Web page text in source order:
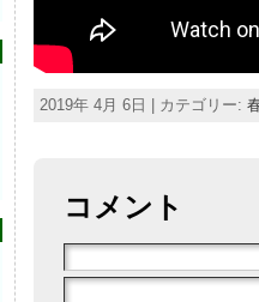
2019年 4月 6日 | カテゴリー:
コメント